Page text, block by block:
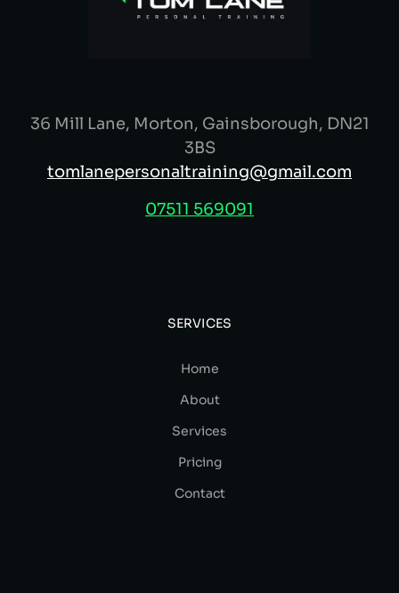
36 Mill Lane, Morton, Gainsborough, DN21
3BS
tomlanepersonaltraining@gmail.com
07511 569091
SERVICES
Home
About
Services
Pricing
Contact